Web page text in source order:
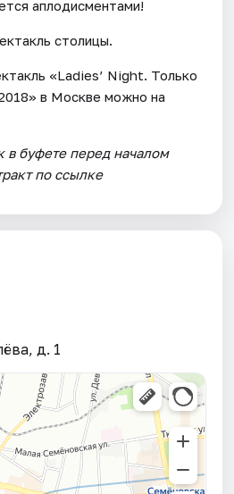
аплодисментами!
столицы.
«Ladies’ Night. Только
в Москве можно на
в буфете перед началом
по ссылке
д. 1